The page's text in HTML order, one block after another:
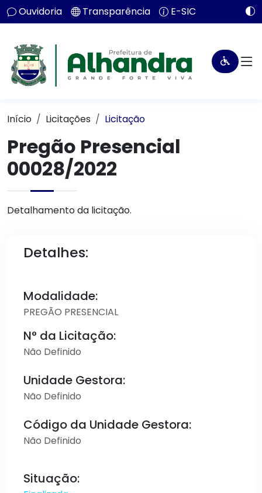
Ouvidoria Transparência E-SIC
Início Licitações Licitação
Pregão Presencial
00028/2022
Detalhamento da licitação.
Detalhes:
Modalidade:
PREGÃO PRESENCIAL
N° da Licitação:
Não Definido
Unidade Gestora:
Não Definido
Código da Unidade Gestora:
Não Definido
Situação: